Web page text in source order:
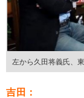
左から久田将義氏、
吉田：